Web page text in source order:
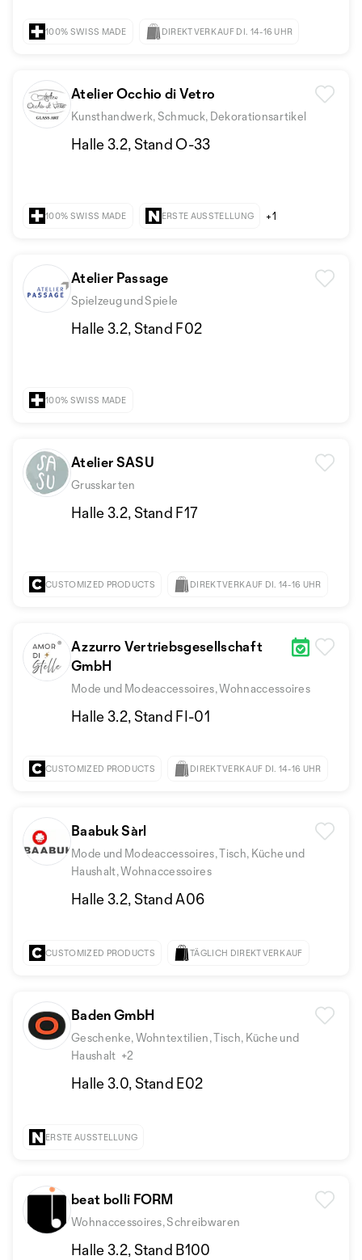
100% SWISS MADE DIREKTVERKAUF DI. 14-16 UHR
Atelier Occhio di Vetro
Kunsthandwerk, Schmuck, Dekorationsartikel
Halle 3.2, Stand O-33
100% SWISS MADE ERSTE AUSSTELLUNG +1
Atelier Passage
Spielzeug und Spiele
Halle 3.2, Stand F02
100% SWISS MADE
Atelier SASU
Grusskarten
Halle 3.2, Stand F17
CUSTOMIZED PRODUCTS DIREKTVERKAUF DI. 14-16 UHR
Azzurro Vertriebsgesellschaft
GmbH
Mode und Modeaccessoires, Wohnaccessoires
Halle 3.2, Stand FI-01
CUSTOMIZED PRODUCTS DIREKTVERKAUF DI. 14-16 UHR
Baabuk Sàrl
Mode und Modeaccessoires, Tisch, Küche und
Haushalt, Wohnaccessoires
Halle 3.2, Stand A06
CUSTOMIZED PRODUCTS TÄGLICH DIREKTVERKAUF
Baden GmbH
Geschenke, Wohntextilien, Tisch, Küche und
Haushalt +2
Halle 3.0, Stand E02
ERSTE AUSSTELLUNG
beat bolli FORM
Wohnaccessoires, Schreibwaren
Halle 3.2, Stand B100